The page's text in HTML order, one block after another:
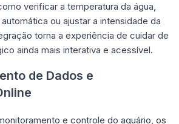
verificar a temperatura da água,
ou ajustar a intensidade da
torna a experiência de cuidar de
ainda mais interativa e acessível.
de Dados e
e controle do aquário, os